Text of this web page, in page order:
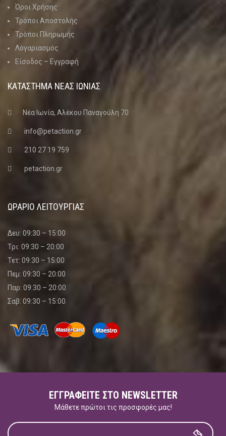
Όροι Χρήσης
Τρόποι Αποστολής
Τρόποι Πληρωμής
Λογαριασμός
Είσοδος – Εγγραφή
ΚΑΤΑΣΤΗΜΑ ΝΈΑΣ ΙΩΝΊΑΣ
Νέα Ιωνία, Αλέκου Παναγούλη 70
info@petaction.gr
210 27 19 759
petaction.gr
ΩΡΑΡΙΟ ΛΕΙΤΟΥΡΓΙΑΣ
Δευ: 09:30 – 15:00
Τρι: 09:30 – 20:00
Τετ: 09:30 – 15:00
Πεμ: 09:30 – 20:00
Παρ: 09:30 – 20:00
Σαβ: 09:30 – 15:00
ΕΓΓΡΑΦΕΊΤΕ ΣΤΟ NEWSLETTER
Μάθετε πρώτοι τις προσφορές μας!